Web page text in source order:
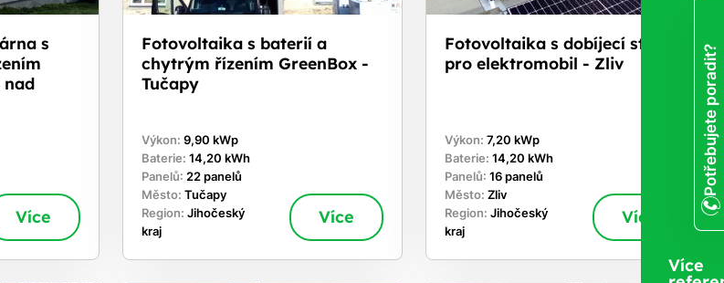
s
nad
Více
Fotovoltaika s baterií a
chytrým řízením GreenBox -
Tučapy
Výkon: 9,90 kWp
Baterie: 14,20 kWh
Panelů: 22 panelů
Město: Tučapy
Region: Jihočeský
kraj
Více
Fotovoltaika s dobíjecí stanici
pro elektromobil - Zliv
Výkon: 7,20 kWp
Baterie: 14,20 kWh
Panelů: 16 panelů
Město: Zliv
Region: Jihočeský
kraj
Více
Více
Potřebujete poradit?